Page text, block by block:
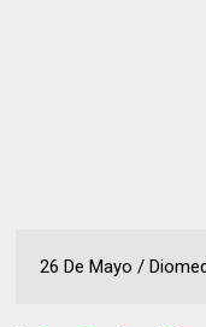
26 De Mayo /